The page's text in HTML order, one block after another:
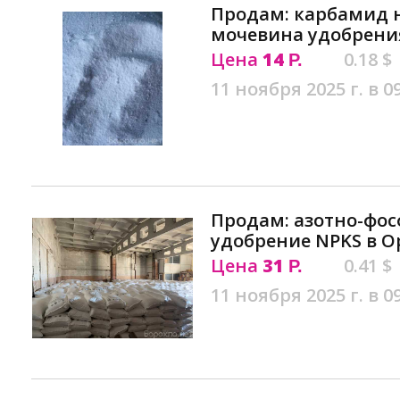
Продам: карбамид
мочевина
Цена 14 Р.
0.18 $
11 ноября 2025 г. в
Продам: азотно-
удобрение NPKS в
Цена 31 Р.
0.41 $
11 ноября 2025 г. в